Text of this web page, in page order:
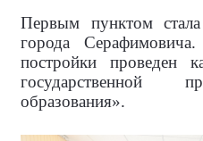
Первым пунктом
города
постройки проведен
государственной
образования».